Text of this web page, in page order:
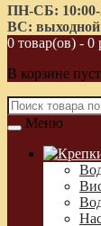
ПН-СБ: 10:00-
ВС: выходной
0 товар(ов) - 0
В корзине
Меню